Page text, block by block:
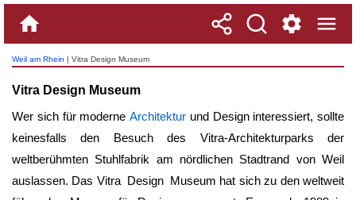
Weil am Rhein | Vitra Design Museum
Vitra Design Museum
Wer sich für moderne Architektur und Design interessiert, sollte
keinesfalls den Besuch des Vitra-Architekturparks der
weltberühmten Stuhlfabrik am nördlichen Stadtrand von Weil
auslassen. Das Vitra Design Museum hat sich zu den weltweit